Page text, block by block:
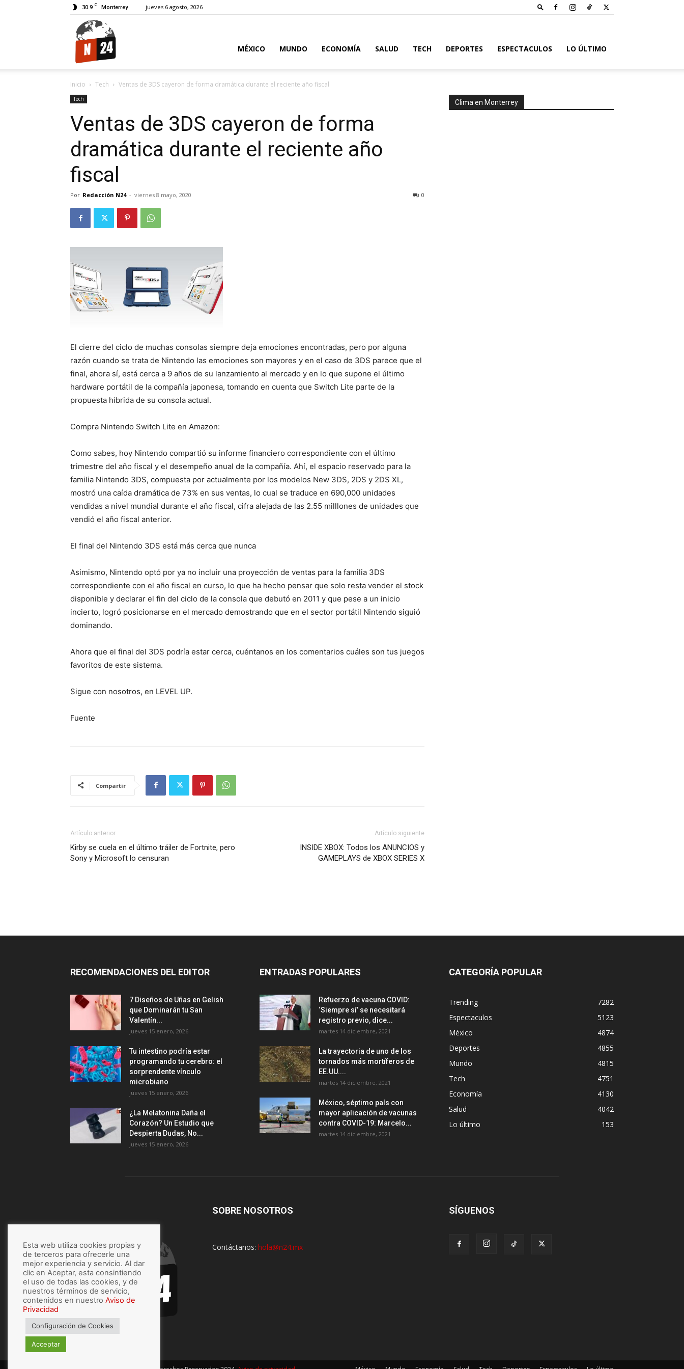
30.9 C Monterrey jueves 6 agosto, 2026
MÉXICO MUNDO ECONOMÍA SALUD TECH DEPORTES ESPECTACULOS LO ÚLTIMO
Inicio Tech Ventas de 3DS cayeron de forma dramática durante el reciente año fiscal
Tech
Ventas de 3DS cayeron de forma
dramática durante el reciente año
fiscal
Por Redacción N24 - viernes 8 mayo, 2020 0
El cierre del ciclo de muchas consolas siempre deja emociones encontradas, pero por alguna
razón cuando se trata de Nintendo las emociones son mayores y en el caso de 3DS parece que el
final, ahora sí, está cerca a 9 años de su lanzamiento al mercado y en lo que supone el último
hardware portátil de la compañía japonesa, tomando en cuenta que Switch Lite parte de la
propuesta híbrida de su consola actual.
Compra Nintendo Switch Lite en Amazon:
Como sabes, hoy Nintendo compartió su informe financiero correspondiente con el último
trimestre del año fiscal y el desempeño anual de la compañía. Ahí, el espacio reservado para la
familia Nintendo 3DS, compuesta por actualmente por los modelos New 3DS, 2DS y 2DS XL,
mostró una caída dramática de 73% en sus ventas, lo cual se traduce en 690,000 unidades
vendidas a nivel mundial durante el año fiscal, cifra alejada de las 2.55 milllones de unidades que
vendió el año fiscal anterior.
El final del Nintendo 3DS está más cerca que nunca
Asimismo, Nintendo optó por ya no incluir una proyección de ventas para la familia 3DS
correspondiente con el año fiscal en curso, lo que ha hecho pensar que solo resta vender el stock
disponible y declarar el fin del ciclo de la consola que debutó en 2011 y que pese a un inicio
incierto, logró posicionarse en el mercado demostrando que en el sector portátil Nintendo siguió
dominando.
Ahora que el final del 3DS podría estar cerca, cuéntanos en los comentarios cuáles son tus juegos
favoritos de este sistema.
Sigue con nosotros, en LEVEL UP.
Fuente
Compartir
Artículo anterior
Kirby se cuela en el último tráiler de Fortnite, pero
Sony y Microsoft lo censuran
Artículo siguiente
INSIDE XBOX: Todos los ANUNCIOS y
GAMEPLAYS de XBOX SERIES X
Clima en Monterrey
RECOMENDACIONES DEL EDITOR
7 Diseños de Uñas en Gelish
que Dominarán tu San
Valentín...
jueves 15 enero, 2026
Tu intestino podría estar
programando tu cerebro: el
sorprendente vínculo
microbiano
jueves 15 enero, 2026
¿La Melatonina Daña el
Corazón? Un Estudio que
Despierta Dudas, No...
jueves 15 enero, 2026
ENTRADAS POPULARES
Refuerzo de vacuna COVID:
‘Siempre sí’ se necesitará
registro previo, dice...
martes 14 diciembre, 2021
La trayectoria de uno de los
tornados más mortíferos de
EE.UU....
martes 14 diciembre, 2021
México, séptimo país con
mayor aplicación de vacunas
contra COVID-19: Marcelo...
martes 14 diciembre, 2021
CATEGORÍA POPULAR
Trending
7282
Espectaculos
5123
México
4874
Deportes
4855
Mundo
4815
Tech
4751
Economía
4130
Salud
4042
Lo último
153
SOBRE NOSOTROS
Contáctanos: hola@n24.mx
SÍGUENOS
Esta web utiliza cookies propias y
de terceros para ofrecerle una
mejor experiencia y servicio. Al dar
clic en Aceptar, esta consintiendo
el uso de todas las cookies, y de
nuestros términos de servicio,
contenidos en nuestro Aviso de
Privacidad
Configuración de Cookies
Acceptar